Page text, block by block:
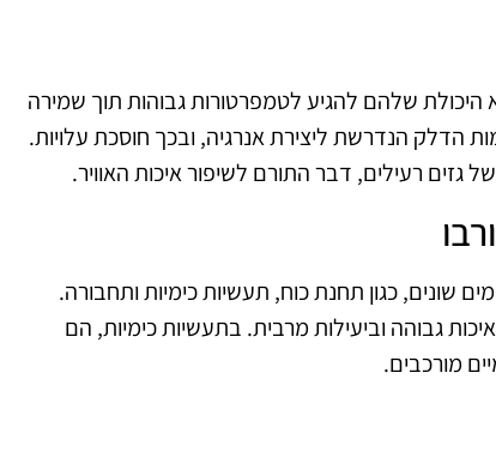
היכולת שלהם להגיע לטמפרטורות גבוהות תוך שמירה
הדלק הנדרשת ליצירת אנרגיה, ובכך חוסכת עלויות.
רעילים, דבר התורם לשיפור איכות האוויר.
שונים, כגון תחנת כוח, תעשיות כימיות ותחבורה.
גבוהה וביעילות מרבית. בתעשיות כימיות, הם
מורכבים.